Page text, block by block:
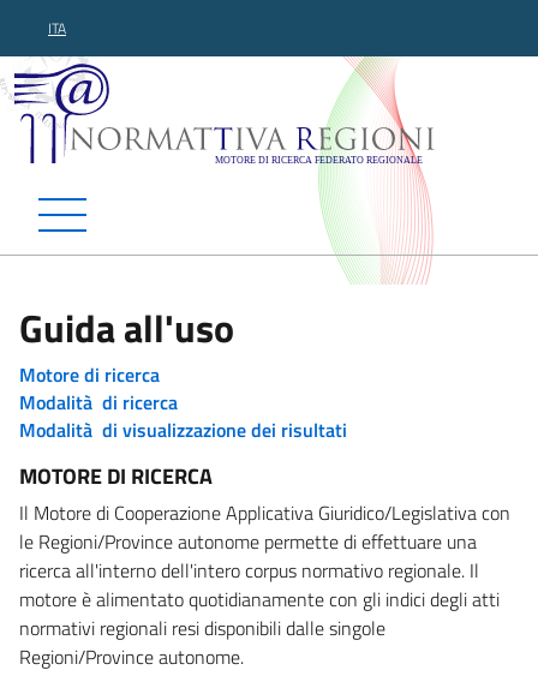
ITA
Normattiva Regioni -
Guida all'uso
Motore di ricerca
Modalità di ricerca
Modalità di visualizzazione dei risultati
MOTORE DI RICERCA
Il Motore di Cooperazione Applicativa Giuridico/Legislativa con
le Regioni/Province autonome permette di effettuare una
ricerca all'interno dell'intero corpus normativo regionale. Il
motore è alimentato quotidianamente con gli indici degli atti
normativi regionali resi disponibili dalle singole
Regioni/Province autonome.